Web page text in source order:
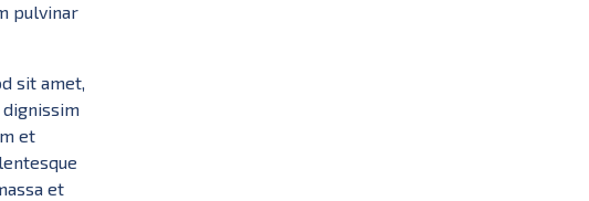
pulvinar
sit amet,
dignissim
et
et